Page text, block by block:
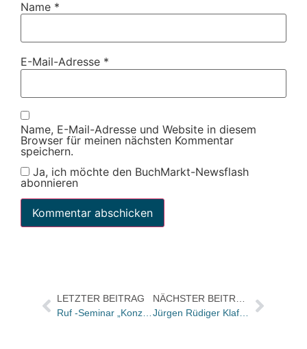
Name *
E-Mail-Adresse *
Name, E-Mail-Adresse und Website in diesem
Browser für meinen nächsten Kommentar
speichern.
Ja, ich möchte den BuchMarkt-Newsflash
abonnieren
LETZTER BEITRAG
Ruf -Seminar „Konzepte machen mit Erfolg”